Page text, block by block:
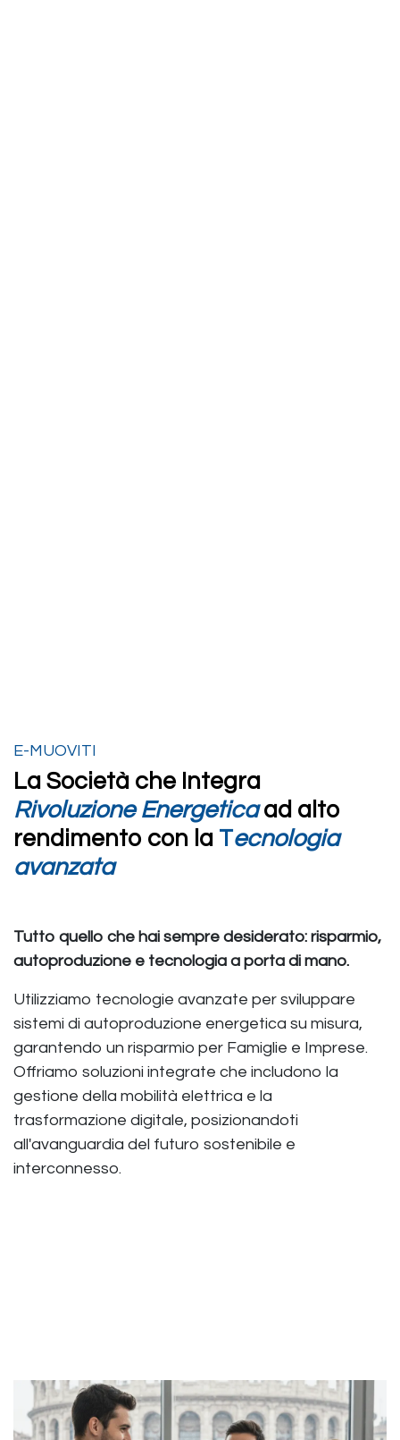
E-MUOVITI
La Società che Integra
Rivoluzione Energeticaad alto
rendimento con la Tecnologia
avanzata
Tutto quello che hai sempre desiderato: risparmio,
autoproduzione e tecnologia a porta di mano.
Utilizziamo tecnologie avanzate per sviluppare
sistemi di autoproduzione energetica su misura,
garantendo un risparmio per Famiglie e Imprese.
Offriamo soluzioni integrate che includono la
gestione della mobilità elettrica e la
trasformazione digitale, posizionandoti
all'avanguardia del futuro sostenibile e
interconnesso.